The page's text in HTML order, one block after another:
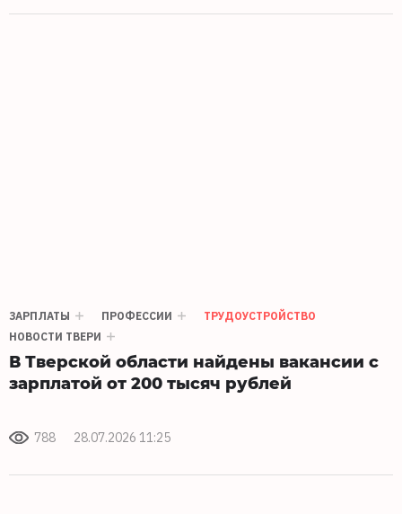
ЗАРПЛАТЫ ПРОФЕССИИ
ТРУДОУСТРОЙСТВО
НОВОСТИ ТВЕРИ
В Тверской области найдены вакансии с
зарплатой от 200 тысяч рублей
788 28.07.2026 11:25